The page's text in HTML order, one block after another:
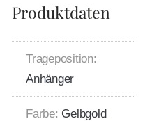
Produktdaten
Trageposition:
Anhänger
Farbe: Gelbgold